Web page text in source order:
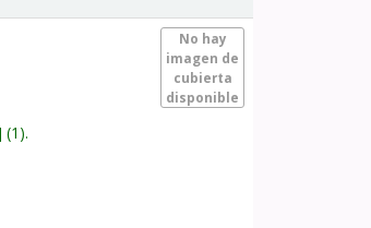
No hay
imagen de
cubierta
disponible
(1).